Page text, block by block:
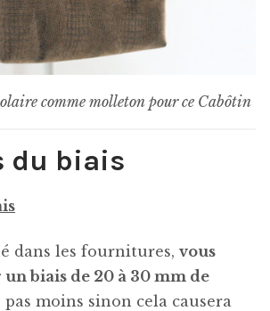
comme molleton pour ce Cabôtin
du biais
dans les fournitures, vous
biais de 20 à 30 mm de
pas moins sinon cela causera